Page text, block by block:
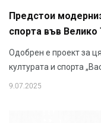
Предстои
спорта във
Одобрен е проект за
културата и спорта
9.07.2025